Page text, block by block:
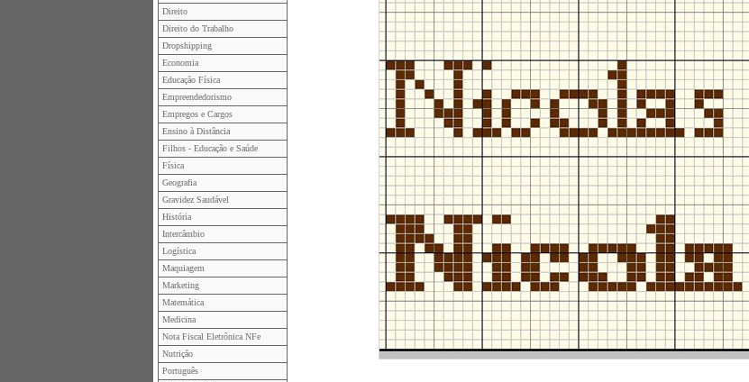
Direito
Direito do Trabalho
Dropshipping
Economia
Educação Física
Empreendedorismo
Empregos e Cargos
Ensino à Distância
Filhos - Educação e Saúde
Física
Geografia
Gravidez Saudável
História
Intercâmbio
Logística
Maquiagem
Marketing
Matemática
Medicina
Nota Fiscal Eletrônica NFe
Nutrição
Português